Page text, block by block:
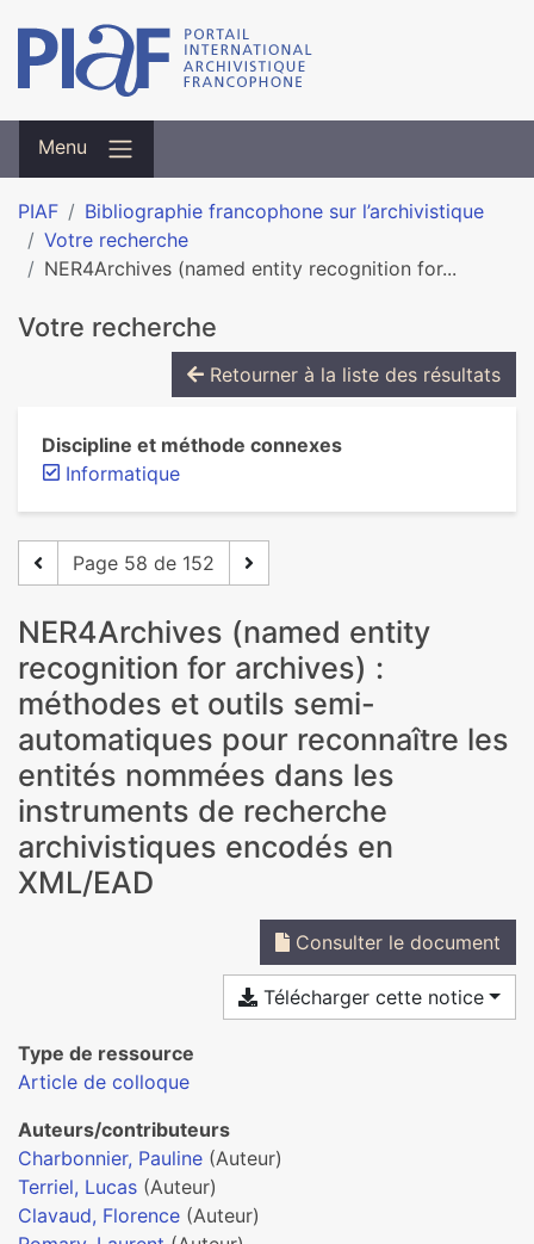
Menu
PIAF
Bibliographie francophone sur l’archivistique
Votre recherche
NER4Archives (named entity recognition for...
Votre recherche
Retourner à la liste des résultats
Discipline et méthode connexes
Informatique
Page 58 de 152
NER4Archives (named entity
recognition for archives) :
méthodes et outils semi-
automatiques pour reconnaître les
entités nommées dans les
instruments de recherche
archivistiques encodés en
XML/EAD
Consulter le document
Télécharger cette notice
Type de ressource
Article de colloque
Auteurs/contributeurs
Charbonnier, Pauline (Auteur)
Terriel, Lucas (Auteur)
Clavaud, Florence (Auteur)